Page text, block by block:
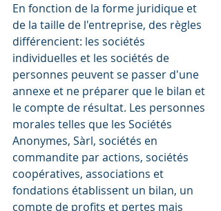
En fonction de la forme juridique et
de la taille de l'entreprise, des règles
différencient: les sociétés
individuelles et les sociétés de
personnes peuvent se passer d'une
annexe et ne préparer que le bilan et
le compte de résultat. Les personnes
morales telles que les Sociétés
Anonymes, Sàrl, sociétés en
commandite par actions, sociétés
coopératives, associations et
fondations établissent un bilan, un
compte de profits et pertes mais